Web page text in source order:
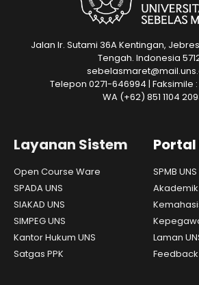
Jalan Ir. Sutami 36A Kentingan,
Tengah. Indonesia
Telepon 0271-646994 | Faksimile
WA (+62) 851 1104
Layanan Sistem
Open Course Ware
SPADA UNS
SIAKAD UNS
SIMPEG UNS
Kantor Hukum UNS
Satgas PPK
SPMB UNS
Akademik
Laman